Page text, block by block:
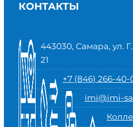
КОНТАКТЫ
443030, Самара, ул.
21
+7 (846) 266-40-
imi@imi-